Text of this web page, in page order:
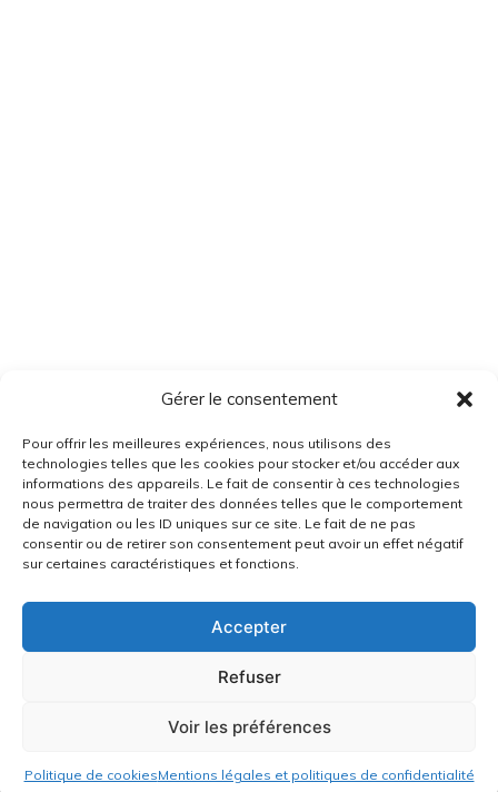
Gérer le consentement
Pour offrir les meilleures expériences, nous utilisons des
technologies telles que les cookies pour stocker et/ou accéder aux
informations des appareils. Le fait de consentir à ces technologies
nous permettra de traiter des données telles que le comportement
de navigation ou les ID uniques sur ce site. Le fait de ne pas
consentir ou de retirer son consentement peut avoir un effet négatif
sur certaines caractéristiques et fonctions.
Accepter
Refuser
Voir les préférences
Politique de cookiesMentions légales et politiques de confidentialité